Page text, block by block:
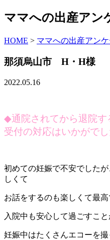
ママへの出産アン
HOME > ママへの出産アンケ
那須烏山市 H・H様
2022.05.16
◆通院されてから退院す
受付の対応はいかがでし
初めての妊娠で不安でした
しくて
お話をするのも楽しくて最高
入院中も安心して過ごすこと
妊娠中はたくさんエコーを